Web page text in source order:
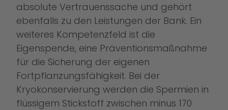
absolute Vertrauenssache und gehört
ebenfalls zu den Leistungen der Bank. Ein
weiteres Kompetenzfeld ist die
Eigenspende, eine Präventionsmaßnahme
für die Sicherung der eigenen
Fortpflanzungsfähigkeit. Bei der
Kryokonservierung werden die Spermien in
flüssigem Stickstoff zwischen minus 170